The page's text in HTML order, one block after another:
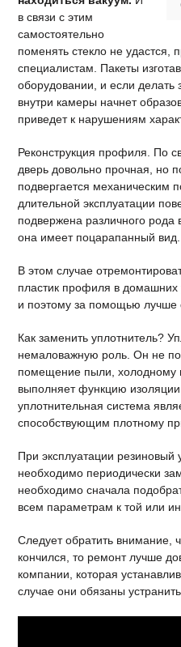
в связи с этим
самостоятельно
поменять стекло не удастся,
специалистам. Пакеты
оборудовании, и если делать
внутри камеры начнет
приведет к нарушениям
Реконструкция профиля. По
дверь довольно прочная, но
подвергается механическим
длительной эксплуатации
подвержена различного рода
она имеет поцарапанный вид.
В этом случае
пластик профиля в домашних
и поэтому за помощью лучше
Как заменить уплотнитель?
немаловажную роль. Он не
помещение пыли, холодному
выполняет функцию
уплотнительная система
способствующим плотному
При эксплуатации резиновый
необходимо периодически
необходимо сначала
всем параметрам к той или
Следует обратить внимание,
кончился, то ремонт лучше
компании, которая
случае они обязаны